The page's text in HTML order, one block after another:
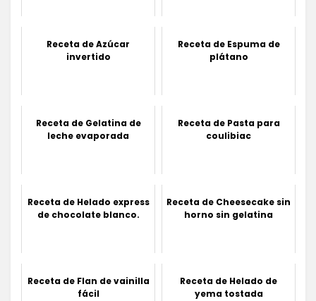
Receta de Azúcar
invertido
Receta de Espuma de
plátano
Receta de Gelatina de
leche evaporada
Receta de Pasta para
coulibiac
Receta de Helado express
de chocolate blanco.
Receta de Cheesecake sin
horno sin gelatina
Receta de Flan de vainilla
fácil
Receta de Helado de
yema tostada